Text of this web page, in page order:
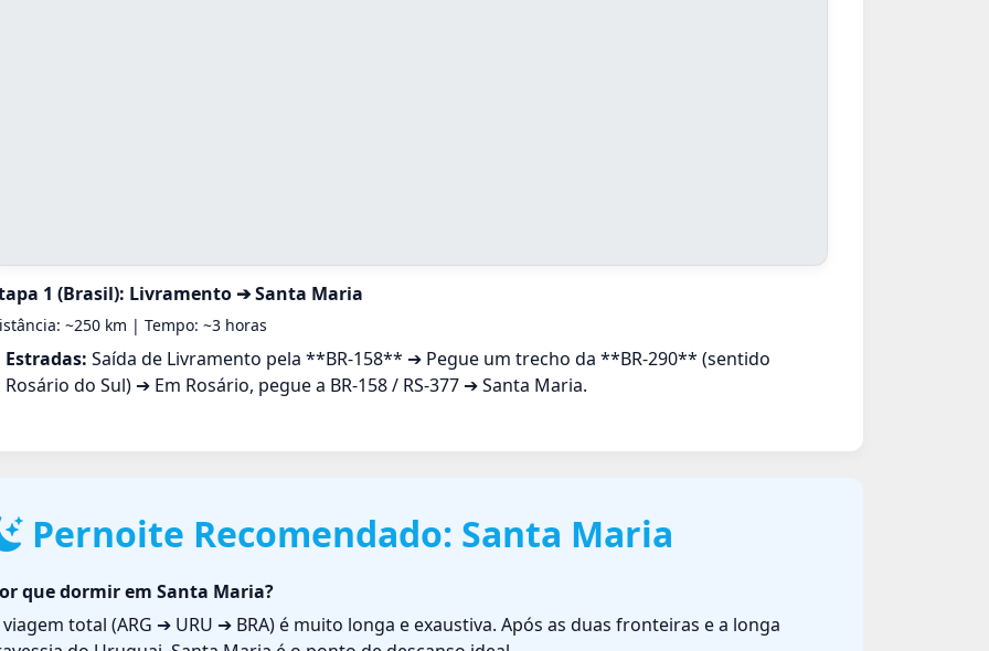
1 (Brasil): Livramento ➔ Santa Maria
~250 km | Tempo: ~3 horas
Estradas: Saída de Livramento pela **BR-158** ➔ Pegue um trecho da **BR-290** (sentido
Rosário do Sul) ➔ Em Rosário, pegue a BR-158 / RS-377 ➔ Santa Maria.
Pernoite Recomendado: Santa Maria
que dormir em Santa Maria?
viagem total (ARG ➔ URU ➔ BRA) é muito longa e exaustiva. Após as duas fronteiras e a longa